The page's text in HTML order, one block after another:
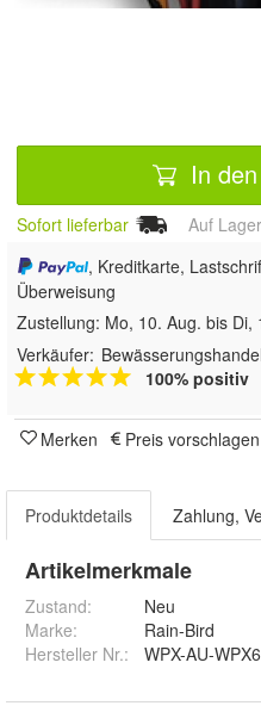
In
Sofort lieferbar Auf
, Kreditkarte,
Überweisung
Zustellung: Mo, 10. Aug. bis Di,
Verkäufer: Bewässerungshandel
100% positiv
Merken Preis vorschlagen
Produktdetails Zahlung,
Artikelmerkmale
Zustand:
Neu
Marke:
Rain-Bird
Hersteller Nr.:
WPX-AU-